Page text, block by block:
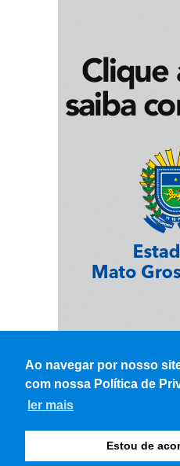
Ao navegar por nosso
com nossa Política de
ler mais
Estou de
© Copyright 2026 - WK